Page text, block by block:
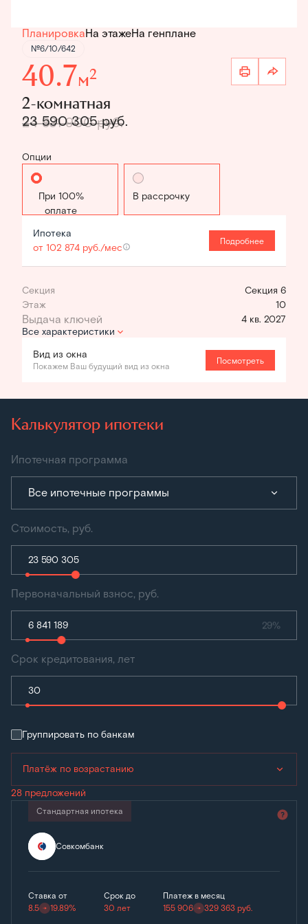
ПланировкаНа этажеНа генплане
№6/10/642
40.7м2
2-комнатная
24 831 900 руб.
23 590 305 руб.
Опции
Стандартная В рассрочку
Ипотека
от 102 874 руб./мес
Подробнее
Секция
Секция 6
Этаж
10
4 кв. 2027
Все характеристики
Вид из окна
Покажем Ваш будущий вид из окна
Посмотреть
Калькулятор ипотеки
Ипотечная программа
Все ипотечные программы
Стоимость, руб.
Первоначальный взнос, руб.
29%
Срок кредитования, лет
Группировать по банкам
Платёж по возрастанию
28 предложений
Стандартная ипотека
Совкомбанк
Ставка от
8.5
19.89%
Срок до
30 лет
Платеж в месяц
155 906
329 363 руб.